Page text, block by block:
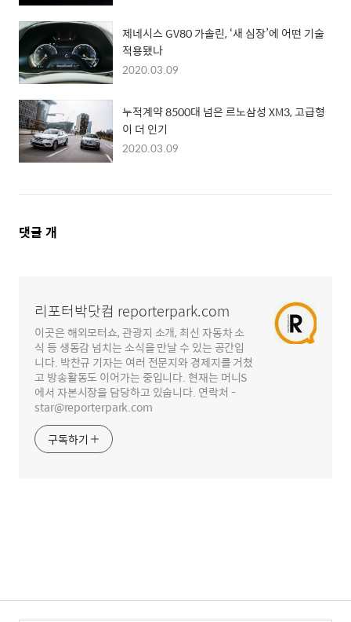
제네시스 GV80 가솔린, ‘새 심장’에 어떤 기술
적용됐나
2020.03.09
누적계약 8500대 넘은 르노삼성 XM3, 고급형
이 더 인기
2020.03.09
댓
댓글 개
리포터박닷컴 reporterpark.com
이곳은 해외모터쇼, 관광지 소개, 최신 자동차 소
식 등 생동감 넘치는 소식을 만날 수 있는 공간입
니다. 박찬규 기자는 여러 전문지와 경제지를 거쳤
고 방송활동도 이어가는 중입니다. 현재는 머니S
에서 자본시장을 담당하고 있숩니다. 연락처 -
star@reporterpark.com
구독하기